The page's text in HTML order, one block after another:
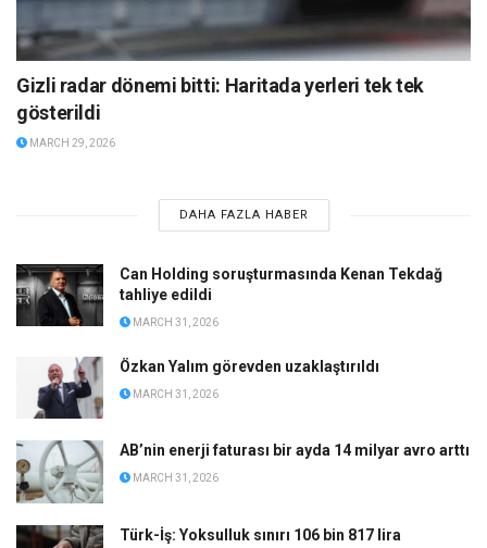
Gizli radar dönemi bitti: Haritada yerleri tek tek
gösterildi
MARCH 29, 2026
DAHA FAZLA HABER
Can Holding soruşturmasında Kenan Tekdağ
tahliye edildi
MARCH 31, 2026
Özkan Yalım görevden uzaklaştırıldı
MARCH 31, 2026
AB’nin enerji faturası bir ayda 14 milyar avro arttı
MARCH 31, 2026
Türk-İş: Yoksulluk sınırı 106 bin 817 lira